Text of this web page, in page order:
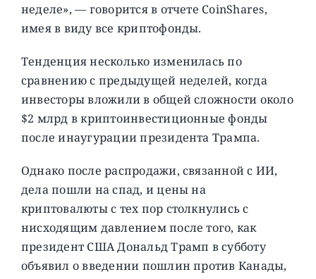
неделе», — говорится в отчете CoinShares,
имея в виду все криптофонды.
Тенденция несколько изменилась по
сравнению с предыдущей неделей, когда
инвесторы вложили в общей сложности около
$2 млрд в криптоинвестиционные фонды
после инаугурации президента Трампа.
Однако после распродажи, связанной с ИИ,
дела пошли на спад, и цены на
криптовалюты с тех пор столкнулись с
нисходящим давлением после того, как
президент США Дональд Трамп в субботу
объявил о введении пошлин против Канады,